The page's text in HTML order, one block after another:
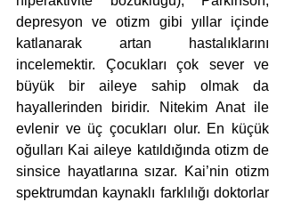
depresyon ve otizm gibi yıllar içinde
katlanarak artan hastalıklarını
incelemektir. Çocukları çok sever ve
büyük bir aileye sahip olmak da
hayallerinden biridir. Nitekim Anat ile
evlenir ve üç çocukları olur. En küçük
oğulları Kai aileye katıldığında otizm de
sinsice hayatlarına sızar. Kai’nin otizm
spektrumdan kaynaklı farklılığı doktorlar